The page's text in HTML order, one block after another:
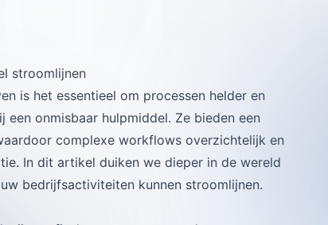
stroomlijnen
is het essentieel om processen helder en
onmisbaar hulpmiddel. Ze bieden een
complexe workflows overzichtelijk en
In dit artikel duiken we dieper in de wereld
bedrijfsactiviteiten kunnen stroomlijnen.